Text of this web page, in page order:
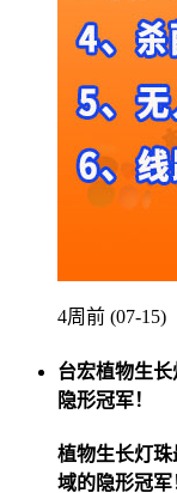
4周前 (07-15)
台宏植物生
隐形冠军！
植物生长灯
域的隐形冠军